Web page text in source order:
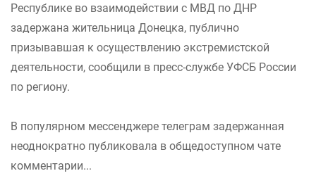
Республике во взаимодействии с МВД по ДНР
задержана жительница Донецка, публично
призывавшая к осуществлению экстремистской
деятельности, сообщили в пресс-службе УФСБ России
по региону.
В популярном мессенджере телеграм задержанная
неоднократно публиковала в общедоступном чате
комментарии...